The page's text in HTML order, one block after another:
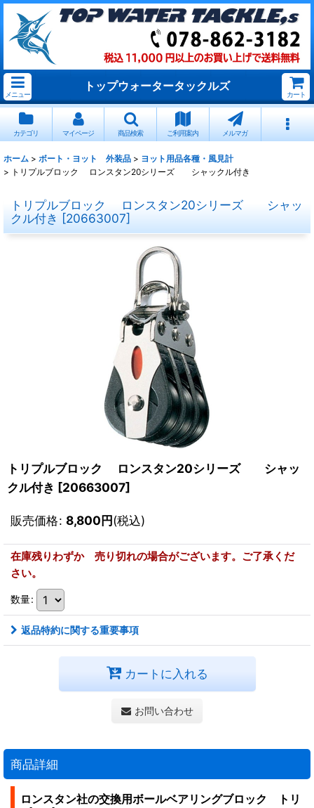
メニュー
トップウォータータックルズ
カート
カテゴリ マイページ 商品検索 ご利用案内 メルマガ
ホーム > ボート・ヨット 外装品 > ヨット用品各種・風見計
> トリプルブロック ロンスタン20シリーズ シャックル付き
トリプルブロック ロンスタン20シリーズ シャッ
クル付き [20663007]
トリプルブロック ロンスタン20シリーズ シャッ
クル付き [20663007]
販売価格: 8,800円(税込)
在庫残りわずか 売り切れの場合がございます。ご了承くだ
さい。
数量:
返品特約に関する重要事項
カートに入れる
お問い合わせ
商品詳細
ロンスタン社の交換用ボールベアリングブロック トリ